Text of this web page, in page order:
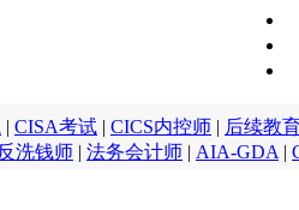
| CISA考试 | CICS内控师 | 后续教
洗钱师 | 法务会计师 | AIA-GDA |